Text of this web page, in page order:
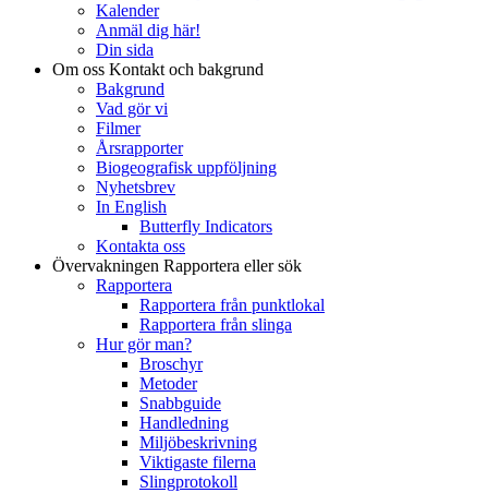
Kalender
Anmäl dig här!
Din sida
Om oss Kontakt och bakgrund
Bakgrund
Vad gör vi
Filmer
Årsrapporter
Biogeografisk uppföljning
Nyhetsbrev
In English
Butterfly Indicators
Kontakta oss
Övervakningen Rapportera eller sök
Rapportera
Rapportera från punktlokal
Rapportera från slinga
Hur gör man?
Broschyr
Metoder
Snabbguide
Handledning
Miljöbeskrivning
Viktigaste filerna
Slingprotokoll